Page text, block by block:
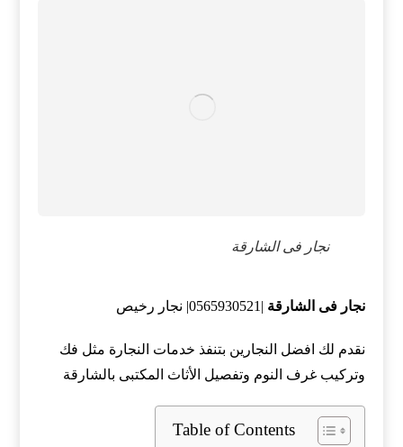
نجار فى الشارقة
نجار فى الشارقة |0565930521| نجار رخيص
نقدم لك افضل النجارين بتنفذ خدمات النجارة مثل فك
وتركيب غرف النوم وتفصيل الأثاث المكتبى بالشارقة
Table of Contents